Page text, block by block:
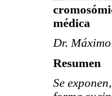
médica
Dr.
Resumen
Se